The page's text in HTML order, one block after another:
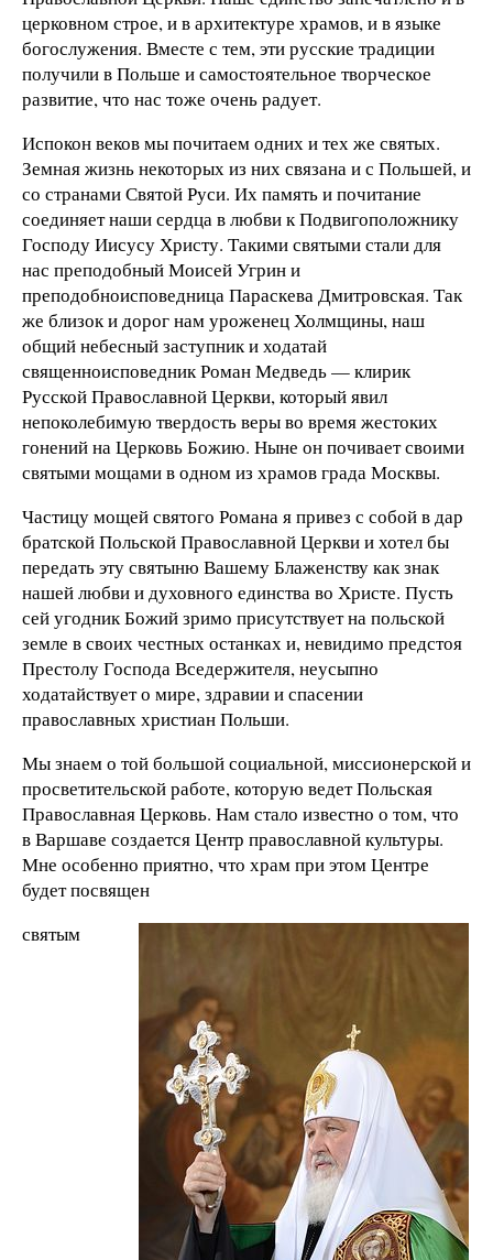
церковном строе, и в архитектуре храмов, и в языке
богослужения. Вместе с тем, эти русские традиции
получили в Польше и самостоятельное творческое
развитие, что нас тоже очень радует.
Испокон веков мы почитаем одних и тех же святых.
Земная жизнь некоторых из них связана и с Польшей, и
со странами Святой Руси. Их память и почитание
соединяет наши сердца в любви к Подвигоположнику
Господу Иисусу Христу. Такими святыми стали для
нас преподобный Моисей Угрин и
преподобноисповедница Параскева Дмитровская. Так
же близок и дорог нам уроженец Холмщины, наш
общий небесный заступник и ходатай
священноисповедник Роман Медведь — клирик
Русской Православной Церкви, который явил
непоколебимую твердость веры во время жестоких
гонений на Церковь Божию. Ныне он почивает своими
святыми мощами в одном из храмов града Москвы.
Частицу мощей святого Романа я привез с собой в дар
братской Польской Православной Церкви и хотел бы
передать эту святыню Вашему Блаженству как знак
нашей любви и духовного единства во Христе. Пусть
сей угодник Божий зримо присутствует на польской
земле в своих честных останках и, невидимо предстоя
Престолу Господа Вседержителя, неусыпно
ходатайствует о мире, здравии и спасении
православных христиан Польши.
Мы знаем о той большой социальной, миссионерской и
просветительской работе, которую ведет Польская
Православная Церковь. Нам стало известно о том, что
в Варшаве создается Центр православной культуры.
Мне особенно приятно, что храм при этом Центре
будет посвящен
святым